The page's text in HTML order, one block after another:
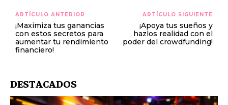
ARTÍCULO ANTERIOR
¡Maximiza tus ganancias
con estos secretos para
aumentar tu rendimiento
financiero!
ARTÍCULO SIGUIENTE
¡Apoya tus sueños y
hazlos realidad con el
poder del crowdfunding!
DESTACADOS